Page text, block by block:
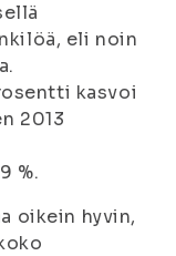
eli noin
kasvoi
2013
%.
oikein hyvin,